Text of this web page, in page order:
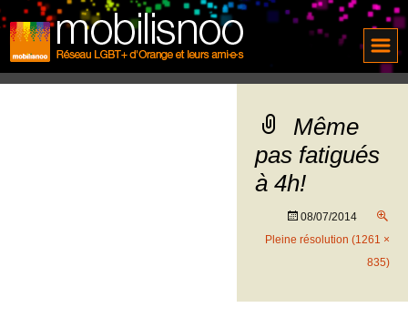
Même
pas fatigués
à 4h!
08/07/2014
Pleine résolution (1261 ×
835)